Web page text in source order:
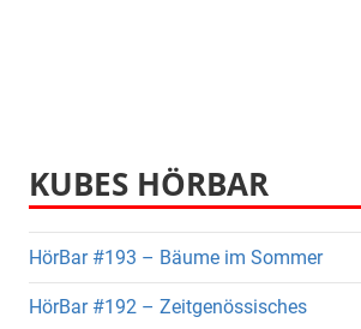
KUBES HÖRBAR
HörBar #193 – Bäume im Sommer
HörBar #192 – Zeitgenössisches